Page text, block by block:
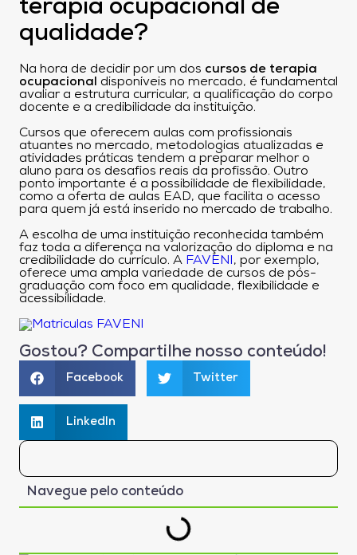
terapia ocupacional de
qualidade?
Na hora de decidir por um dos cursos de terapia
ocupacional
disponíveis no mercado, é fundamental
avaliar a estrutura curricular, a qualificação do corpo
docente e a credibilidade da instituição.
Cursos que oferecem aulas com profissionais
atuantes no mercado, metodologias atualizadas e
atividades práticas tendem a preparar melhor o
aluno para os desafios reais da profissão. Outro
ponto importante é a possibilidade de flexibilidade,
como a oferta de aulas EAD, que facilita o acesso
para quem já está inserido no mercado de trabalho.
A escolha de uma instituição reconhecida também
faz toda a diferença na valorização do diploma e na
credibilidade do currículo. A FAVENI , por exemplo,
oferece uma ampla variedade de cursos de pós-
graduação com foco em qualidade, flexibilidade e
acessibilidade.
Gostou? Compartilhe nosso conteúdo!
Facebook Twitter
LinkedIn
Navegue pelo conteúdo